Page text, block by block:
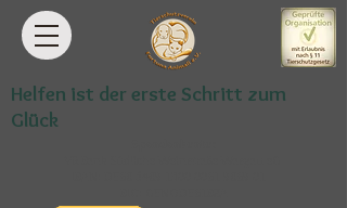
Helfen ist der erste Schritt zum
Glück